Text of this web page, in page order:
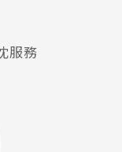
服務